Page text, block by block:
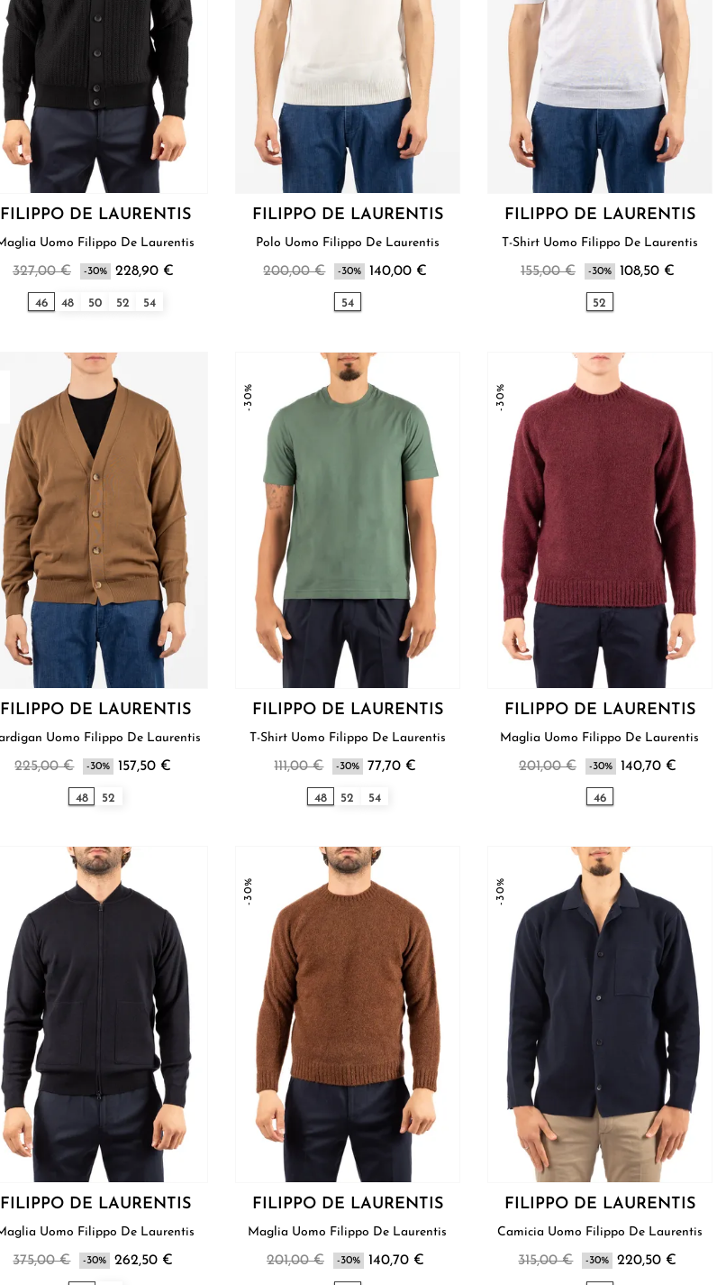
FILIPPO DE LAURENTIS
Maglia Uomo Filippo De Laurentis
327,00 € -30% 228,90 €
46 48 50 52 54
FILIPPO DE LAURENTIS
Polo Uomo Filippo De Laurentis
200,00 € -30% 140,00 €
54
FILIPPO DE LAURENTIS
T-Shirt Uomo Filippo De Laurentis
155,00 € -30% 108,50 €
52
FILIPPO DE LAURENTIS
Cardigan Uomo Filippo De Laurentis
225,00 € -30% 157,50 €
48 52
-30%
FILIPPO DE LAURENTIS
T-Shirt Uomo Filippo De Laurentis
111,00 € -30% 77,70 €
48 52 54
-30%
FILIPPO DE LAURENTIS
Maglia Uomo Filippo De Laurentis
201,00 € -30% 140,70 €
46
FILIPPO DE LAURENTIS
Maglia Uomo Filippo De Laurentis
375,00 € -30% 262,50 €
-30%
FILIPPO DE LAURENTIS
Maglia Uomo Filippo De Laurentis
201,00 € -30% 140,70 €
-30%
FILIPPO DE LAURENTIS
Camicia Uomo Filippo De Laurentis
315,00 € -30% 220,50 €